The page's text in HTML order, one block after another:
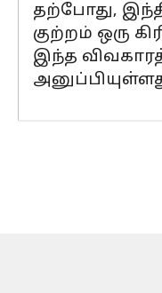
தற்போது,
குற்றம் ஒரு
இந்த